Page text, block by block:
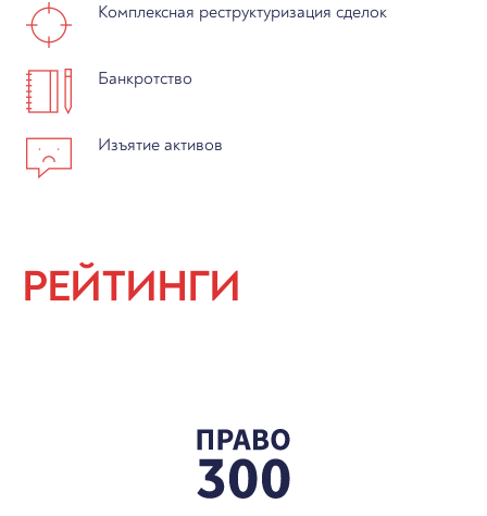
Комплексная реструктуризация сделок
Банкротство
Изъятие активов
РЕЙТИНГИ